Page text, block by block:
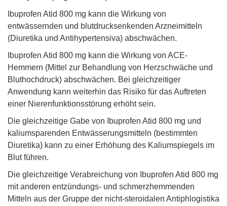
Ibuprofen Atid 800 mg kann die Wirkung von
entwässernden und blutdrucksenkenden Arzneimitteln
(Diuretika und Antihypertensiva) abschwächen.
Ibuprofen Atid 800 mg kann die Wirkung von ACE-
Hemmern (Mittel zur Behandlung von Herzschwäche und
Bluthochdruck) abschwächen. Bei gleichzeitiger
Anwendung kann weiterhin das Risiko für das Auftreten
einer Nierenfunktionsstörung erhöht sein.
Die gleichzeitige Gabe von Ibuprofen Atid 800 mg und
kaliumsparenden Entwässerungsmitteln (bestimmten
Diuretika) kann zu einer Erhöhung des Kaliumspiegels im
Blut führen.
Die gleichzeitige Verabreichung von Ibuprofen Atid 800 mg
mit anderen entzündungs- und schmerzhemmenden
Mitteln aus der Gruppe der nicht-steroidalen Antiphlogistika